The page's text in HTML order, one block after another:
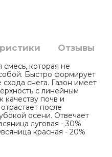
Отзывы
смесь, которая не
Быстро формирует
снега. Газон имеет
с линейным
качеству почв и
после
осени. Отвечает
луговая - 30%
красная - 20%